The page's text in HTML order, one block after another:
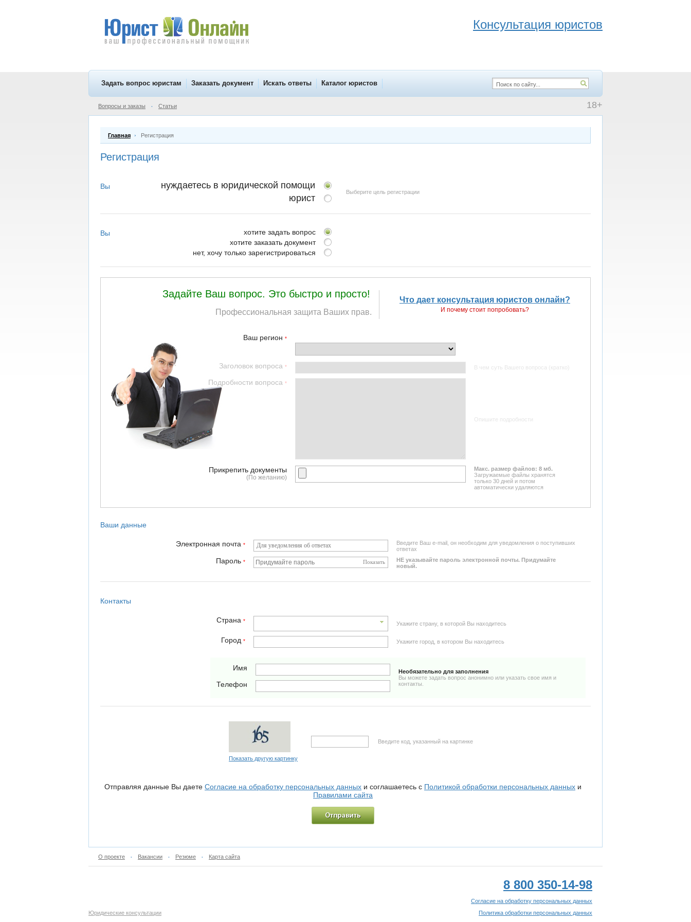
Консультация юристов
Задать вопрос юристам Заказать документ Искать ответы Каталог юристов
18+
Вопросы и заказы • Статьи
Главная Регистрация
Регистрация
Вы нуждаетесь в юридической помощи
Выберите цель регистрации
юрист
Вы
хотите задать вопрос
хотите заказать документ
нет, хочу только зарегистрироваться
Что дает консультация юристов онлайн?
И почему стоит попробовать?
Задайте Ваш вопрос. Это быстро и просто!
Профессиональная защита Ваших прав.
Ваш регион *
Заголовок вопроса * В чем суть Вашего вопроса (кратко)
Подробности вопроса *
Опишите подробности
Прикрепить документы
(По желанию)
Макс. размер файлов: 8 мб.
Загружаемые файлы хранятся
только 30 дней и потом
автоматически удаляются
Ваши данные
Электронная почта *
Введите Ваш e-mail, он необходим для уведомления о поступивших
ответах
Пароль * Показать
НЕ указывайте пароль электронной почты. Придумайте
новый.
Контакты
Страна * Укажите страну, в которой Вы находитесь
Город * Укажите город, в котором Вы находитесь
Имя
Необязательно для заполнения
Вы можете задать вопрос анонимно или указать свое имя и
контакты.
Телефон
Показать другую картинку
Введите код, указанный на картинке
Отправляя данные Вы даете Согласие на обработку персональных данных и соглашаетесь с Политикой обработки персональных данных и
Правилами сайта
О проекте • Вакансии • Резюме • Карта сайта
Юридические консультации
8 800 350-14-98
Согласие на обработку персональных данных
Политика обработки персональных данных